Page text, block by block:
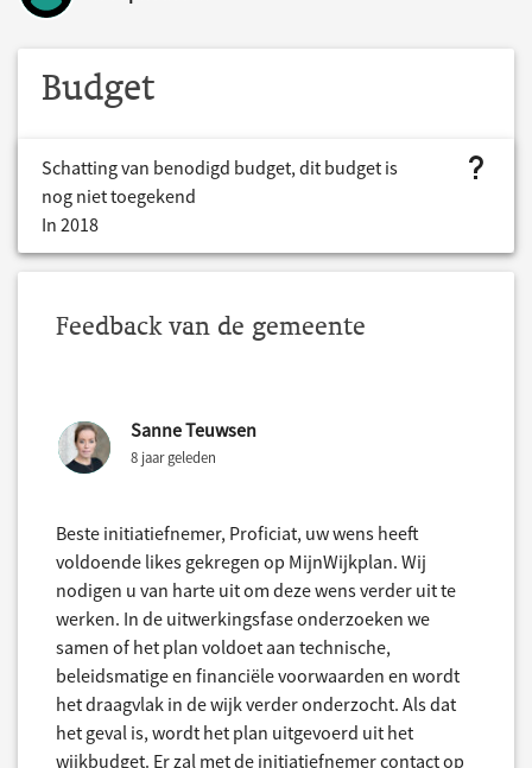
Budget
Schatting van benodigd budget, dit budget is
nog niet toegekend
In 2018
Feedback van de gemeente
Sanne Teuwsen
8 jaar geleden
Beste initiatiefnemer, Proficiat, uw wens heeft
voldoende likes gekregen op MijnWijkplan. Wij
nodigen u van harte uit om deze wens verder uit te
werken. In de uitwerkingsfase onderzoeken we
samen of het plan voldoet aan technische,
beleidsmatige en financiële voorwaarden en wordt
het draagvlak in de wijk verder onderzocht. Als dat
het geval is, wordt het plan uitgevoerd uit het
wijkbudget. Er zal met de initiatiefnemer contact op